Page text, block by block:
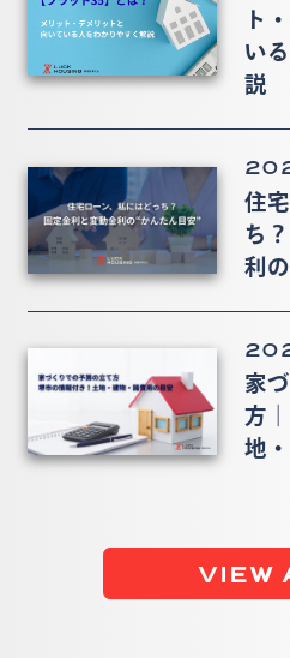
ト
い
説
住
ち
利
家
方
地
VIEW